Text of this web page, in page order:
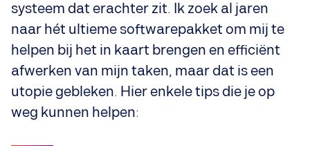
systeem dat erachter zit. Ik zoek al jaren
naar hét ultieme softwarepakket om mij te
helpen bij het in kaart brengen en efficiënt
afwerken van mijn taken, maar dat is een
utopie gebleken. Hier enkele tips die je op
weg kunnen helpen: